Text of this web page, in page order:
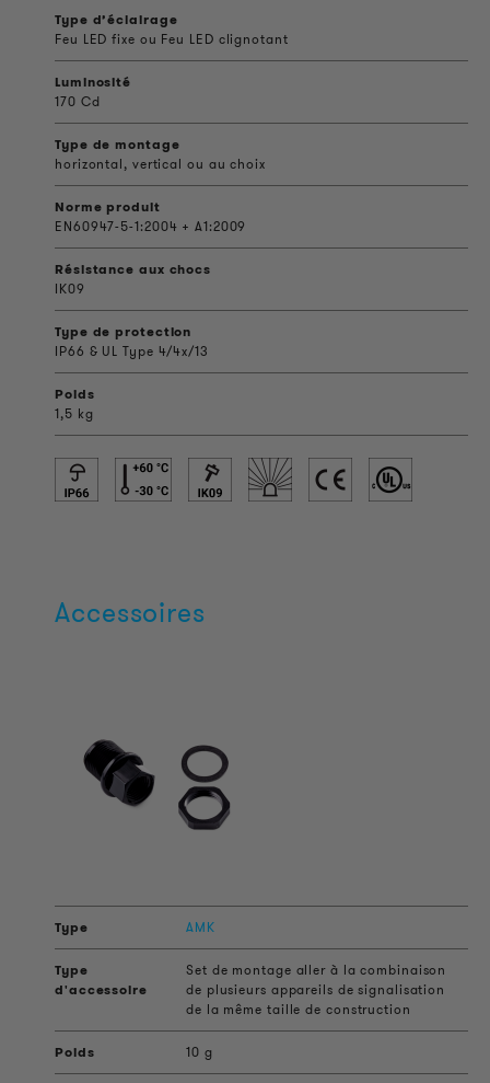
Type d’éclairage
Feu LED fixe ou Feu LED clignotant
Luminosité
170 Cd
Type de montage
horizontal, vertical ou au choix
Norme produit
EN60947-5-1:2004 + A1:2009
Résistance aux chocs
IK09
Type de protection
IP66 & UL Type 4/4x/13
Poids
1,5 kg
Accessoires
AMK
Set de montage aller à la combinaison
de plusieurs appareils de signalisation
de la même taille de construction
10 g